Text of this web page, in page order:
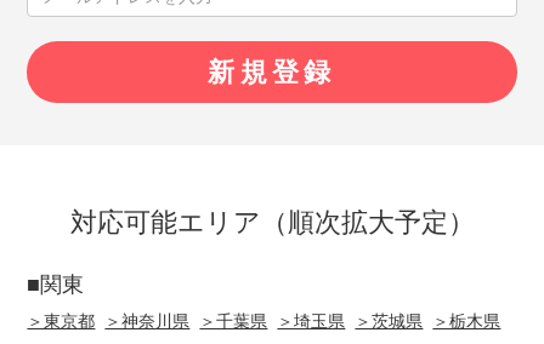
対応可能エリア（順次拡大予定）
■関東
＞東京都 ＞神奈川県 ＞千葉県 ＞埼玉県 ＞茨城県
＞栃木県